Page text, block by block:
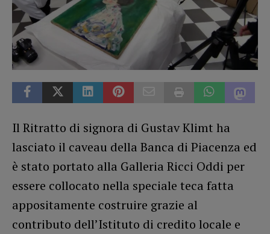
Il Ritratto di signora di Gustav Klimt ha
lasciato il caveau della Banca di Piacenza ed
è stato portato alla Galleria Ricci Oddi per
essere collocato nella speciale teca fatta
appositamente costruire grazie al
contributo dell’Istituto di credito locale e